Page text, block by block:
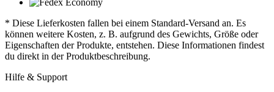
* Diese Lieferkosten fallen bei einem Standard-Versand an. Es
können weitere Kosten, z. B. aufgrund des Gewichts, Größe oder
Eigenschaften der Produkte, entstehen. Diese Informationen findest
du direkt in der Produktbeschreibung.
Hilfe & Support